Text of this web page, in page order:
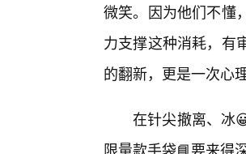
微笑。因为他们不懂
力支撑这种消耗，有
的翻新，更是一次心
在针尖撤离、冰
限量款手袋📘要来得